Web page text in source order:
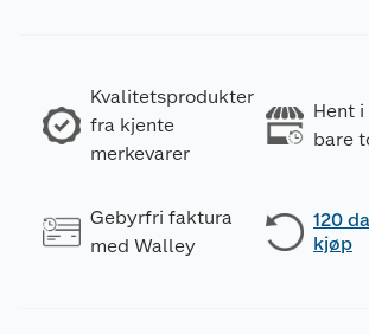
Kvalitetsprodukter
fra kjente
merkevarer
Hent
bare
Gebyrfri faktura
med Walley
120
kjøp